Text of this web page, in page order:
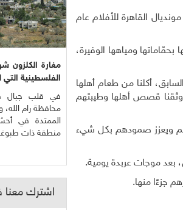
القاهرة للأفلام عام
ومياهها الوفيرة،
أكلنا من طعام أهلها
ووثقنا قصص أهلها وطيبتهم
ويعزز صمودهم بكل شيء
بعد موجات عربدة يومية.
مغارة الكلزون
الفلسطينية
في قلب جبال
محافظة رام الله،
الممتدة في
منطقة ذات
اشترك معنا